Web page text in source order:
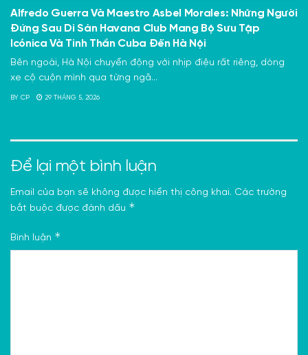
Alfredo Guerra Và Maestro Asbel Morales: Những Người
Đứng Sau Di Sản Havana Club Mang Bộ Sưu Tập
Icónica Và Tinh Thần Cuba Đến Hà Nội
Bên ngoài, Hà Nội chuyển động với nhịp điệu rất riêng, dòng
xe cộ cuộn mình qua từng ngã...
BY CP 29 THÁNG 5, 2026
Để lại một bình luận
Email của bạn sẽ không được hiển thị công khai. Các trường
bắt buộc được đánh dấu *
Bình luận *